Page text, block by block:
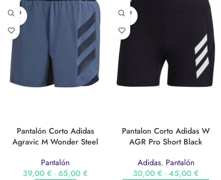
SOLD
OUT
Pantalón Corto Adidas
Agravic M Wonder Steel
Pantalón
39,00 € - 65,00 €
SOLD
OUT
Pantalon Corto Adidas W
AGR Pro Short Black
Adidas, Pantalón
30,00 € - 45,00 €